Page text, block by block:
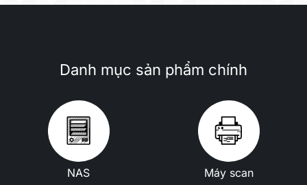
Danh mục sản phẩm chính
NAS Máy scan